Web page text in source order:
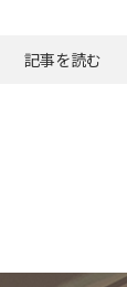
記事を読む